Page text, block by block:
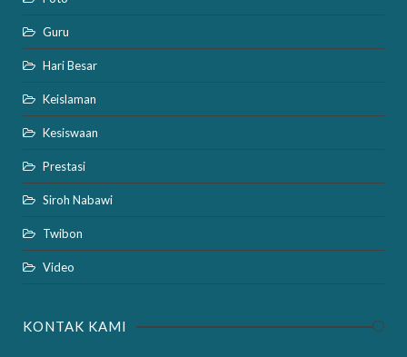
Guru
Hari Besar
Keislaman
Kesiswaan
Prestasi
Siroh Nabawi
Twibon
Video
KONTAK KAMI